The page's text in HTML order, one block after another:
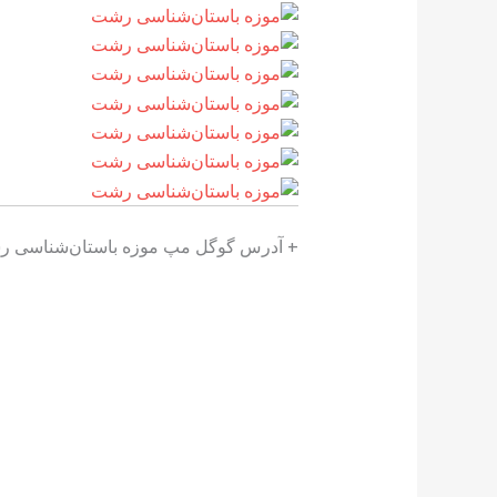
+ آدرس گوگل مپ موزه باستان‌شناسی